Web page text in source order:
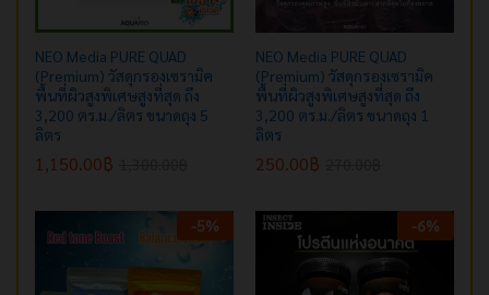
NEO Media PURE QUAD
(Premium) วัสดุกรองเซรามิค
พื้นที่ผิวสูงพิเศษสูงที่สุด ถึง
3,200 ตร.ม./ลิตร ขนาดถุง 5
ลิตร
1,150.00฿
NEO Media PURE QUAD
(Premium) วัสดุกรองเซรามิค
พื้นที่ผิวสูงพิเศษสูงที่สุด ถึง
3,200 ตร.ม./ลิตร ขนาดถุง 1
ลิตร
250.00฿
-5% -6%